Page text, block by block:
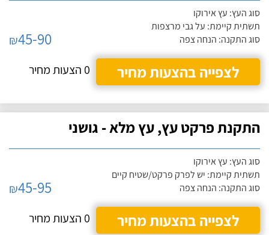
סוג העץ: עץ אירוקו
תשתית קיימת: על גבי מרצפות
סוג התקנה: הנחה צפה
₪45-90
לצפייה בהצעות מחיר
0 הצעות מחיר
התקנת פרקט עץ, עץ מלא - גושני
סוג העץ: עץ אירוקו
תשתית קיימת: יש לפרק פרקט/שטיח קיים
סוג התקנה: הנחה צפה
₪45-95
לצפייה בהצעות מחיר
0 הצעות מחיר